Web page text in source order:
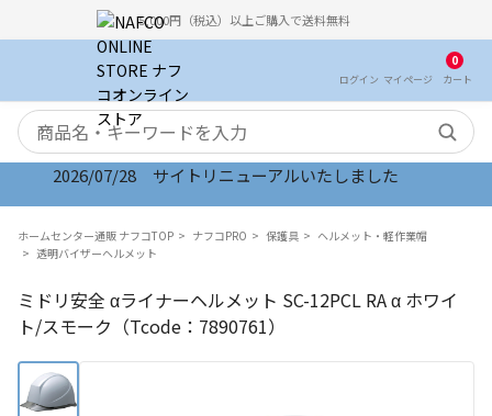
5,000円（税込）以上ご購入で送料無料
ログイン マイ ページ
0
カート
検索キーワード
2026/07/28 サイトリニューアルいたしました
ホームセンター通販 ナフコTOP ナフコPRO 保護具
ヘルメット・軽作業帽
透明バイザーヘルメット
ミドリ安全 αライナーヘルメット SC-12PCL RA α ホワイ
ト/スモーク（Tcode：7890761）